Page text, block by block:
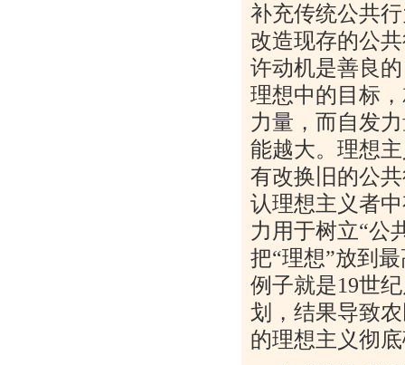
补充传统公共
改造现存的公
许动机是善良
理想中的目标
力量，而自发
能越大。理想
有改换旧的公
认理想主义者
力用于树立“公
把“理想”放到
例子就是19世
划，结果导致
的理想主义彻